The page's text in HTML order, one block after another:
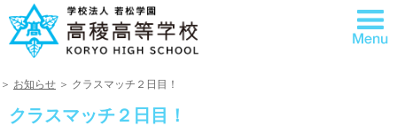
＞ お知らせ ＞ クラスマッチ２日目！
クラスマッチ２日目！